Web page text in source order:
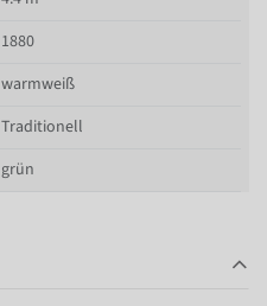
1880
warmweiß
Traditionell
grün